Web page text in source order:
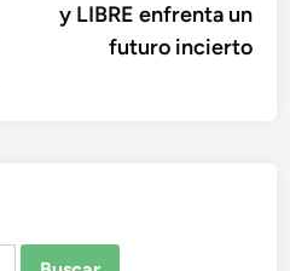
y LIBRE enfrenta un
futuro incierto